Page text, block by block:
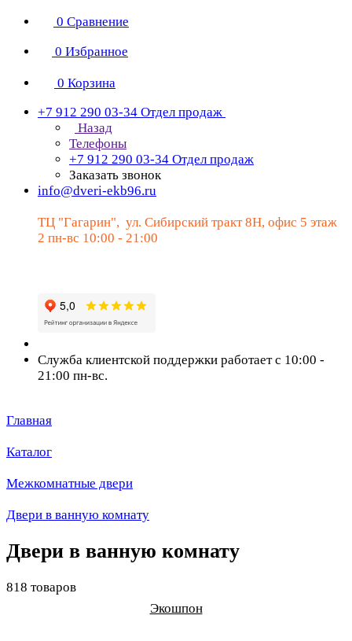
0 Сравнение
0 Избранное
0 Корзина
+7 912 290 03-34 Отдел продаж
Назад
Телефоны
+7 912 290 03-34 Отдел продаж
Заказать звонок
info@dveri-ekb96.ru
ТЦ "Гагарин", ул. Сибирский тракт 8Н, офис 5 этаж
2 пн-вс 10:00 - 21:00
Служба клиентской поддержки работает с 10:00 -
21:00 пн-вс.
Главная
Каталог
Межкомнатные двери
Двери в ванную комнату
Двери в ванную комнату
818 товаров
Экошпон